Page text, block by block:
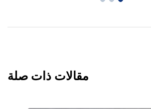
مقالات ذات صلة